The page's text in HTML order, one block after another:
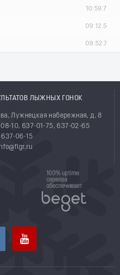
10:59.7
09:12.5
09:52.7
ЛЫЖНЫХ ГОНОК
Лужнецкая набережная, д. 8
10, 637-01-75, 637-02-65
06-15